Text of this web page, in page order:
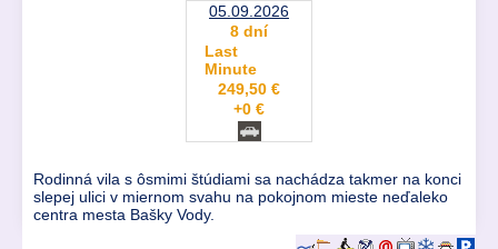
05.09.2026
8 dní
Last
Minute
249,50 €
+0 €
Rodinná vila s ôsmimi štúdiami sa nachádza takmer na konci
slepej ulici v miernom svahu na pokojnom mieste neďaleko
centra mesta Bašky Vody.